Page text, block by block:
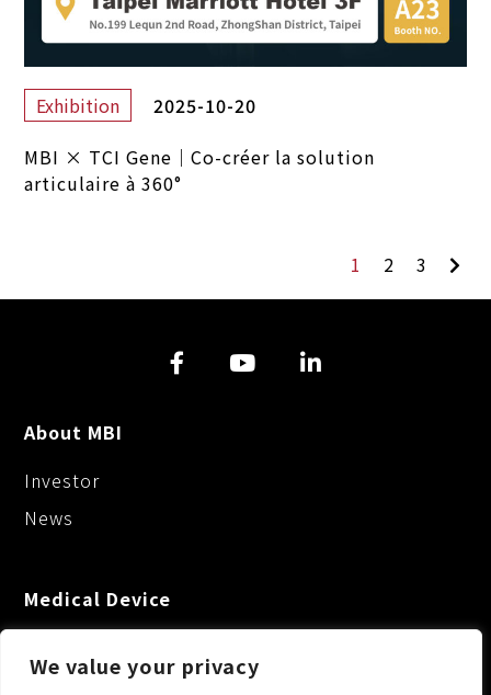
We value your privacy
Exhibition
2025-10-20
MBI × TCI Gene｜Co-créer la solution
articulaire à 360°
1 2 3
About MBI
Investor
News
Medical Device